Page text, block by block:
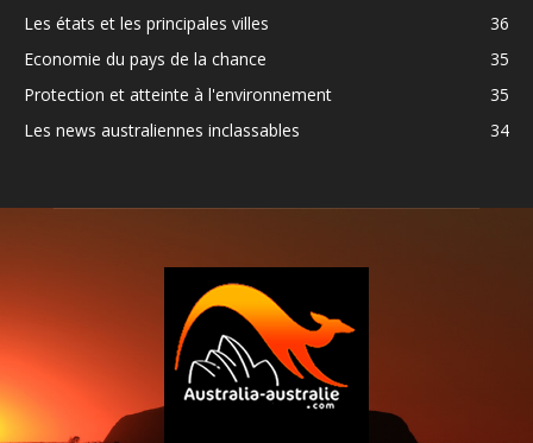
Les états et les principales villes
36
Economie du pays de la chance
35
Protection et atteinte à l'environnement
35
Les news australiennes inclassables
34